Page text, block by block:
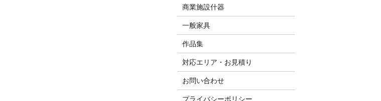
商業施設什器
一般家具
作品集
対応エリア・お見積り
お問い合わせ
プライバシーポリシー